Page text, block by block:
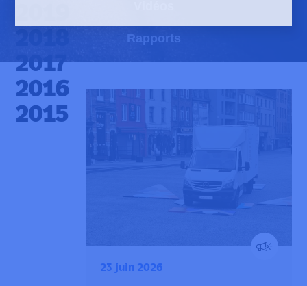
Rapports
23 juin 2026
2017
2016
2015